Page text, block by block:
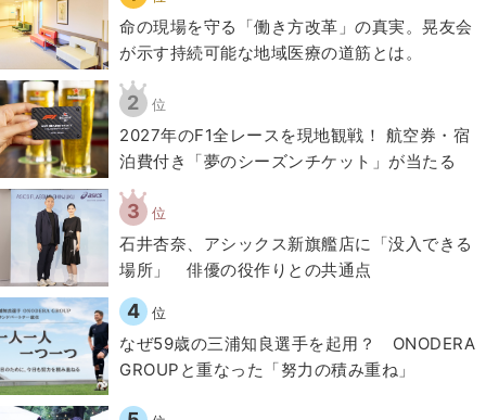
​命の現場を守る「働き方改革」の真実。晃友会
が示す持続可能な地域医療の道筋とは。
2 位
2027年のF1全レースを現地観戦！ 航空券・宿
泊費付き「夢のシーズンチケット」が当たる
3 位
石井杏奈、アシックス新旗艦店に「没入できる
場所」 俳優の役作りとの共通点
4 位
なぜ59歳の三浦知良選手を起用？ ONODERA
GROUPと重なった「努力の積み重ね」